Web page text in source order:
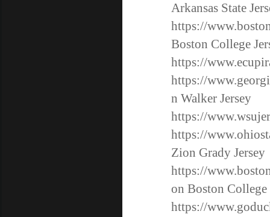
Arkansas State
https://
Boston College
https://
https://
n Walker Jersey
https://
https://
Zion Grady Jersey
https://
on Boston College
https://